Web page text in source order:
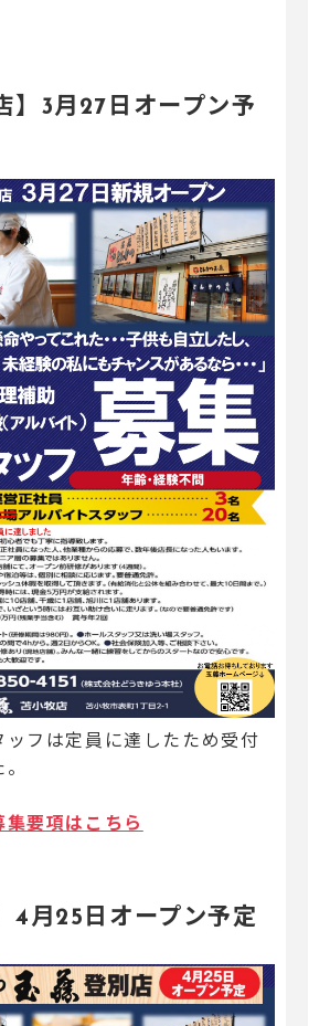
】3月27日オープン予
フは定員に達したため受付
集要項はこちら
4月25日オープン予定